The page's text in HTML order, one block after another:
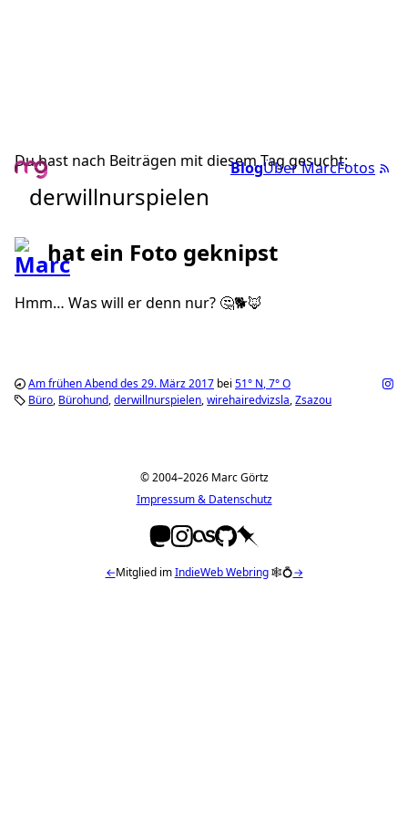
BlogÜber MarcFotos
Du hast nach Beiträgen mit diesem Tag gesucht:
derwillnurspielen
hat ein Foto geknipst
Hmm… Was will er denn nur? 🤔🐕🦊
Am frühen Abend des 29. März 2017 bei 51° N,7°O
Büro Bürohund derwillnurspielen wirehairedvizsla Zsazou
© 2004–2026 Marc Görtz
Impressum & Datenschutz
←Mitglied imIndieWeb Webring🕸💍→